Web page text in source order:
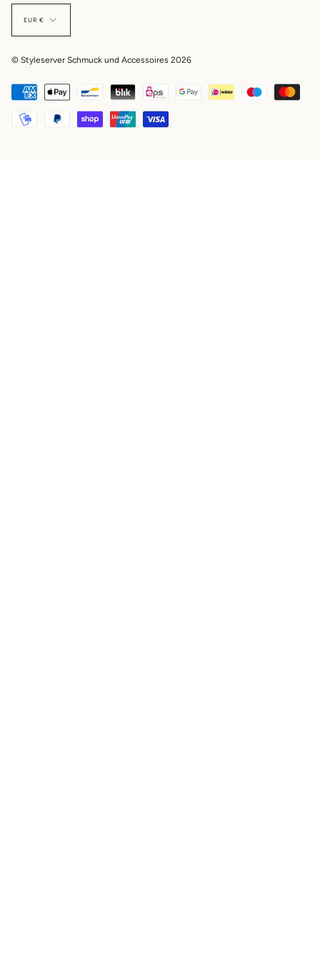
EUR €
© Styleserver Schmuck und Accessoires 2026